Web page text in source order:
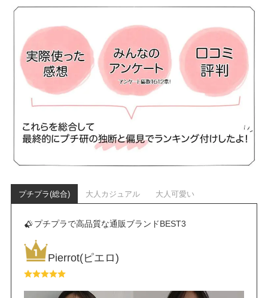
プチプラ(総合) 大人カジュアル 大人可愛い
プチプラで高品質な通販ブランドBEST3
Pierrot(ピエロ)